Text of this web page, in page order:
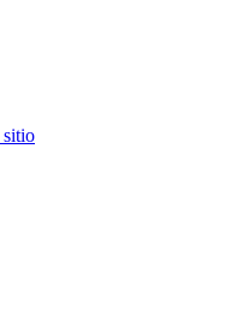
sitio